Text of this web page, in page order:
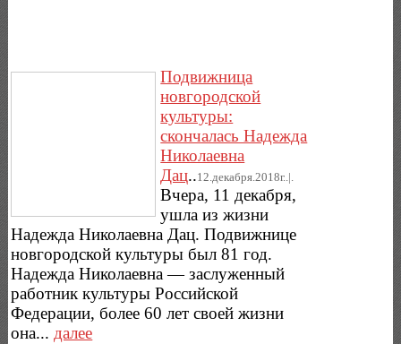
Подвижница
новгородской
культуры:
скончалась Надежда
Николаевна
Дац..12.декабря.2018г..|.
Вчера, 11 декабря,
ушла из жизни
Надежда Николаевна Дац. Подвижнице
новгородской культуры был 81 год.
Надежда Николаевна — заслуженный
работник культуры Российской
Федерации, более 60 лет своей жизни
она... далее